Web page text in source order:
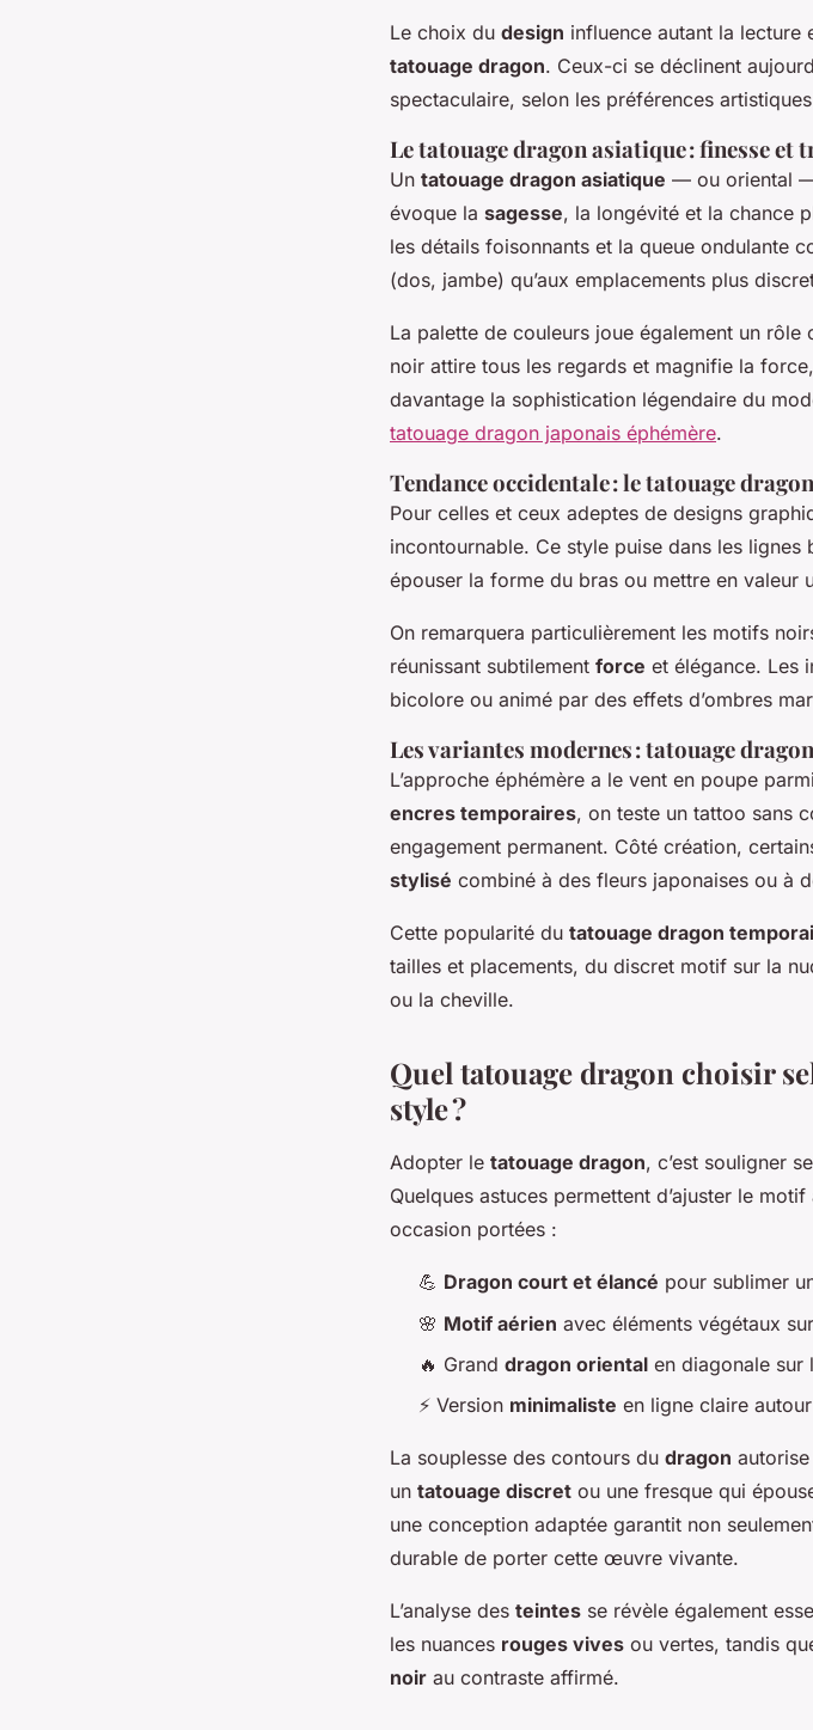
Le choix du design influence autant la lecture
tatouage dragon. Ceux-ci se déclinent
spectaculaire, selon les préférences
Le tatouage dragon asiatique : finesse et
Un tatouage dragon asiatique — ou oriental —
évoque la sagesse, la longévité et la chance
les détails foisonnants et la queue ondulante
(dos, jambe) qu’aux emplacements plus
La palette de couleurs joue également un rôle
noir attire tous les regards et magnifie la
davantage la sophistication légendaire du
tatouage dragon japonais éphémère.
Tendance occidentale : le tatouage
Pour celles et ceux adeptes de designs
incontournable. Ce style puise dans les
épouser la forme du bras ou mettre en valeur
On remarquera particulièrement les motifs
réunissant subtilement force et élégance. Les
bicolore ou animé par des effets d’ombres
Les variantes modernes : tatouage
L’approche éphémère a le vent en poupe
encres temporaires, on teste un tattoo sans
engagement permanent. Côté création,
stylisé combiné à des fleurs japonaises ou à
Cette popularité du tatouage dragon
tailles et placements, du discret motif sur la
ou la cheville.
Quel tatouage dragon choisir
style ?
Adopter le tatouage dragon, c’est souligner
Quelques astuces permettent d’ajuster le
occasion portées :
💪 Dragon court et élancé pour sublimer
🌸 Motif aérien avec éléments végétaux
🔥 Grand dragon oriental en diagonale sur
⚡ Version minimaliste en ligne claire
La souplesse des contours du dragon
un tatouage discret ou une fresque qui
une conception adaptée garantit non
durable de porter cette œuvre vivante.
L’analyse des teintes se révèle également
les nuances rouges vives ou vertes, tandis
noir au contraste affirmé.